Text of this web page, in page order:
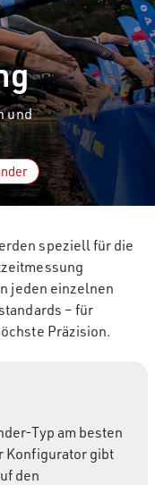
und
speziell für die
jeden einzelnen
– für
Präzision.
Typ am besten
Konfigurator gibt
den